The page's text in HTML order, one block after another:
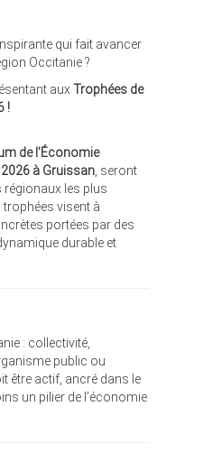
qui fait avancer
Occitanie ?
aux Trophées de
!
de l’Économie
à Gruissan , seront
régionaux les plus
trophées visent à
portées par des
durable et
: collectivité,
public ou
être actif, ancré dans le
un pilier de l’économie